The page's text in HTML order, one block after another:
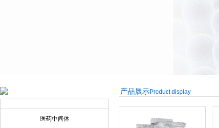
医药中间体
产品展示Product display